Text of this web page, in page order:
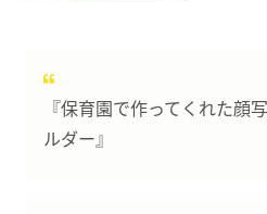
『保育園で作ってくれた顔
ルダー』